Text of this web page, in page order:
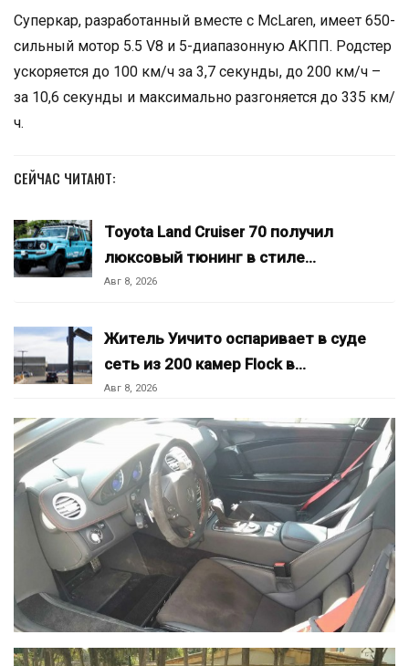
Суперкар, разработанный вместе с McLaren, имеет 650-
сильный мотор 5.5 V8 и 5-диапазонную АКПП. Родстер
ускоряется до 100 км/ч за 3,7 секунды, до 200 км/ч –
за 10,6 секунды и максимально разгоняется до 335 км/
ч.
СЕЙЧАС ЧИТАЮТ:
Toyota Land Cruiser 70 получил
люксовый тюнинг в стиле…
Авг 8, 2026
Житель Уичито оспаривает в суде
сеть из 200 камер Flock в…
Авг 8, 2026